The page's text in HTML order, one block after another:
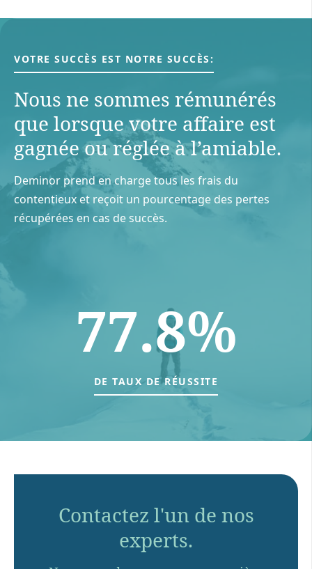
VOTRE SUCCÈS EST NOTRE SUCCÈS:
Nous ne sommes rémunérés
que lorsque votre aﬀaire est
gagnée ou réglée à l’amiable.
Deminor prend en charge tous les frais du
contentieux et reçoit un pourcentage des pertes
récupérées en cas de succès.
77.8%
DE TAUX DE RÉUSSITE
Contactez l'un de nos
experts.